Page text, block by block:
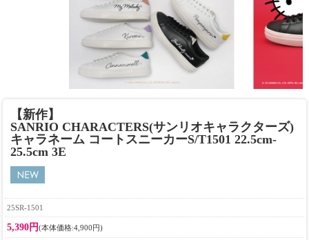
【新作】
SANRIO CHARACTERS(サンリオキャラクターズ)
キャラネーム コートスニーカーS/T1501 22.5cm-
25.5cm 3E
25SR-1501
5,390円(本体価格:4,900円)